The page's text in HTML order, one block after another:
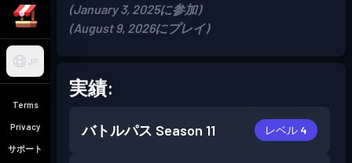
JP
Terms
Privacy
サポート
(January 3, 2025に参加)
(August 9, 2026にプレイ)
実績:
バトルパス Season 11 レベル 4